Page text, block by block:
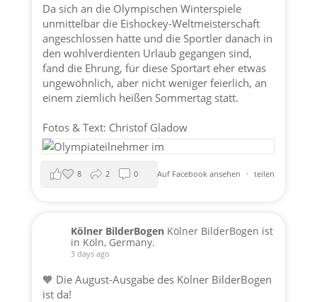
Da sich an die Olympischen Winterspiele
unmittelbar die Eishockey-Weltmeisterschaft
angeschlossen hatte und die Sportler danach in
den wohlverdienten Urlaub gegangen sind,
fand die Ehrung, für diese Sportart eher etwas
ungewöhnlich, aber nicht weniger feierlich, an
einem ziemlich heißen Sommertag statt.
Fotos & Text: Christof Gladow
Auf Facebook ansehen · teilen
8 2 0
Kölner BilderBogen Kölner BilderBogen ist
in Köln, Germany.
3 days ago
🧡 Die August-Ausgabe des Kölner BilderBogen
ist da!